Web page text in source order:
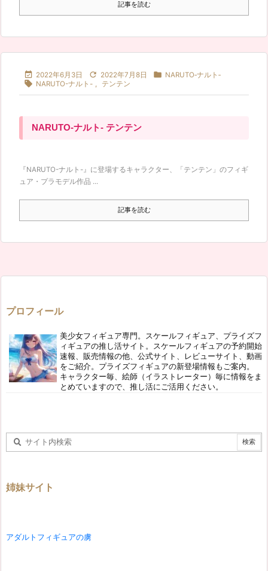
記事を読む
 2022年6月3日  2022年7月8日  NARUTO‐ナルト‐
 NARUTO-ナルト- , テンテン
NARUTO-ナルト- テンテン
『NARUTO-ナルト-』に登場するキャラクター、「テンテン」のフィギ
ュア・プラモデル作品 ...
記事を読む
プロフィール
美少女フィギュア専門。スケールフィギュア、プライズフ
ィギュアの推し活サイト。スケールフィギュアの予約開始
速報、販売情報の他、公式サイト、レビューサイト、動画
をご紹介。プライズフィギュアの新登場情報もご案内。
キャラクター毎、絵師（イラストレーター）毎に情報をま
とめていますので、推し活にご活用ください。
姉妹サイト
アダルトフィギュアの虜